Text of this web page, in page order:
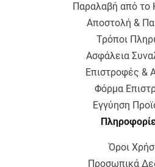
Παραλαβή από το
Αποστολή &
Τρόποι
Ασφάλεια
Επιστροφές &
Φόρμα
Εγγύηση
Όροι
Προσωπικά